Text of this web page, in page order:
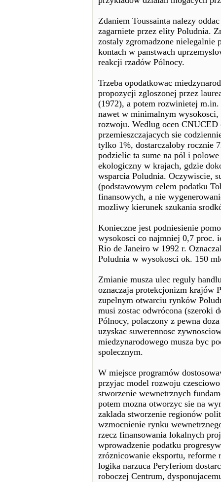
Zdaniem Toussainta nalezy
zagarniete przez elity Poludnia.
zostaly zgromadzone nielegalnie
kontach w panstwach
reakcji rzadów Pólnocy.
Trzeba opodatkowac
propozycji zgloszonej przez
(1972), a potem rozwinietej
nawet w minimalnym
rozwoju. Wedlug ocen
przemieszczajacych sie
tylko 1%, dostarczaloby rocznie
podzielic ta sume na pól i
ekologiczny w krajach, gdzie
wsparcia Poludnia. Oczywiscie,
(podstawowym celem podatku
finansowych, a nie
mozliwy kierunek szukania
Konieczne jest podniesienie
wysokosci co najmniej 0,7 proc.
Rio de Janeiro w 1992 r.
Poludnia w wysokosci ok. 150
Zmianie musza ulec reguly
oznaczaja protekcjonizm krajów
zupelnym otwarciu rynków
musi zostac odwrócona (szeroki
Pólnocy, polaczony z pewna
uzyskac suwerennosc
miedzynarodowego musza byc
spolecznym.
W miejsce programów
przyjac model rozwoju
stworzenie wewnetrznych
potem mozna otworzyc sie na
zaklada stworzenie regionów
wzmocnienie rynku
rzecz finansowania lokalnych
wprowadzenie podatku
zróznicowanie eksportu, reforme
logika narzuca Peryferiom
roboczej Centrum,